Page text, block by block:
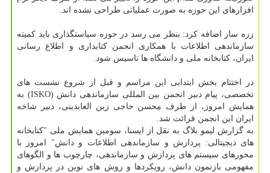
افزارهای این حوزه به صورت عملیاتی طراحی نشده اند.
زره ساز اضافه كرد: بنظر می رسد در حوزه سیاستگذاری باید كمیته
سازماندهی اطلاعات با همكاری انجمن كتابداری و اطلاع رسانی
ایران، كتابخانه ملی و دانشگاه ها تاسیس شود.
در اختتام بخش ابتدایی این مراسم و قبل از شروع نشست های
تخصصی، پیام دبیر انجمن بین المللی سازماندهی دانش (ISKO) به
همایش امروز، از طرف محسن حاجی زین العابدینی، دبیر شاخه
ایران این انجمن قرائت شد.
به گزارش لیمو بلاگ به نقل از ایسنا، سومین همایش ملی "كتابخانه
های دیجیتالی: پردازش و سازماندهی اطلاعات و دانش" امروز با
محورهای سیستم های پردازش و سازماندهی، چارچوب ها و الگوهای
مفهومی بازنمون دانش، رویكردها و روش های نوین در پردازش و